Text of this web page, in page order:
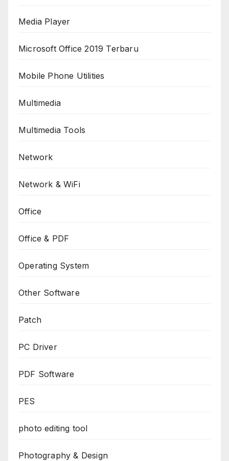
Media Player
Microsoft Office 2019 Terbaru
Mobile Phone Utilities
Multimedia
Multimedia Tools
Network
Network & WiFi
Office
Office & PDF
Operating System
Other Software
Patch
PC Driver
PDF Software
PES
photo editing tool
Photography & Design